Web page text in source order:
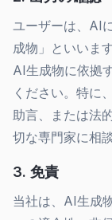
ユーザーは、AI
成物」といいま
AI生成物に依拠
ください。特に
助言、または法
切な専門家に相
3. 免責
当社は、AI生成